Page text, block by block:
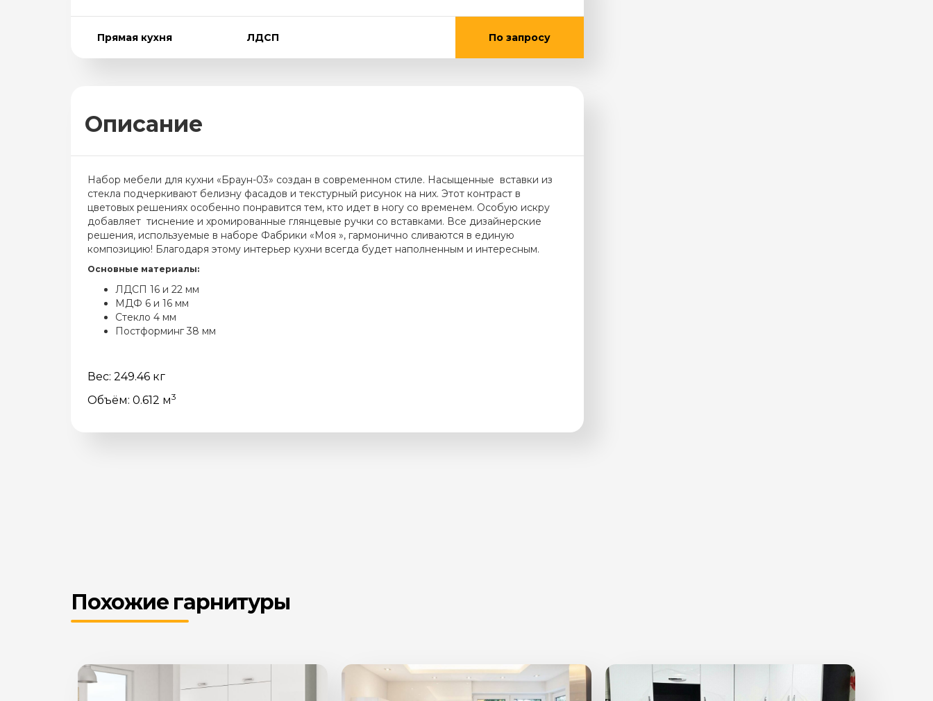
Прямая кухня ЛДСП По запросу
Описание
Набор мебели для кухни «Браун-03» создан в современном стиле. Насыщенные вставки из
стекла подчеркивают белизну фасадов и текстурный рисунок на них. Этот контраст в
цветовых решениях особенно понравится тем, кто идет в ногу со временем. Особую искру
добавляет тиснение и хромированные глянцевые ручки со вставками. Все дизайнерские
решения, используемые в наборе Фабрики «Моя », гармонично сливаются в единую
композицию! Благодаря этому интерьер кухни всегда будет наполненным и интересным.
Основные материалы:
ЛДСП 16 и 22 мм
МДФ 6 и 16 мм
Стекло 4 мм
Постформинг 38 мм
Вес: 249.46 кг
Объём: 0.612 м3
Похожие гарнитуры